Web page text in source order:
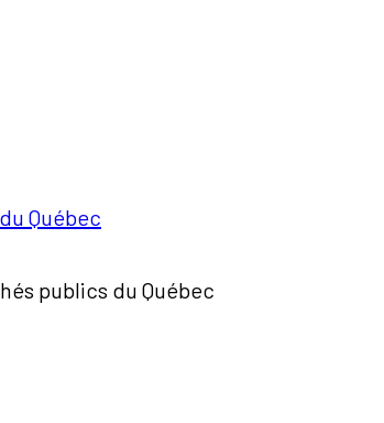
Québec
publics du Québec